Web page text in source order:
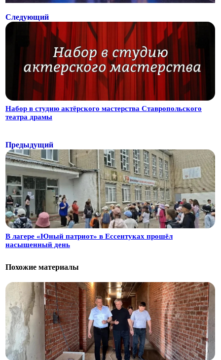
Следующий
Набор в студию актёрского мастерства Ставропольского
театра драмы
Предыдущий
В лагере «Юный патриот» в Ессентуках прошёл
насыщенный день
Похожие материалы